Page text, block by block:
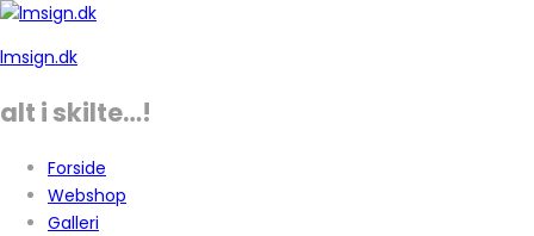
lmsign.dk
alt i skilte…!
Forside
Webshop
Galleri